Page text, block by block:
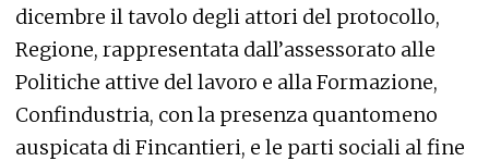
dicembre il tavolo degli attori del protocollo,
Regione, rappresentata dall’assessorato alle
Politiche attive del lavoro e alla Formazione,
Confindustria, con la presenza quantomeno
auspicata di Fincantieri, e le parti sociali al fine